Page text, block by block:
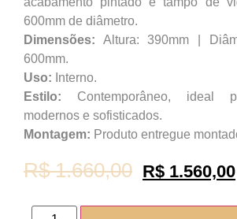
600mm de diâmetro.
Dimensões: Altura: 390mm |
600mm.
Uso: Interno.
Estilo: Contemporâneo, ideal
modernos e sofisticados.
Montagem: Produto entregue
R$1.660,00 R$ 1.560,00